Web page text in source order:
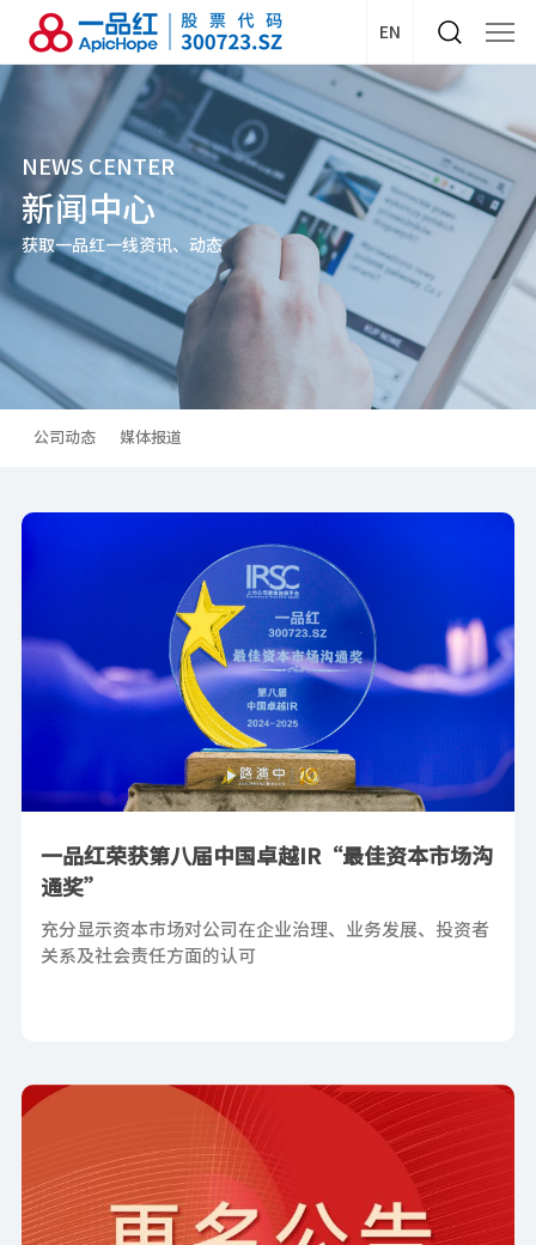
EN
NEWS CENTER
新闻中心
获取一品红一线资讯、动态
公司动态 媒体报道
一品红荣获第八届中国卓越IR“最佳资本市场沟
通奖”
充分显示资本市场对公司在企业治理、业务发展、投资者
关系及社会责任方面的认可